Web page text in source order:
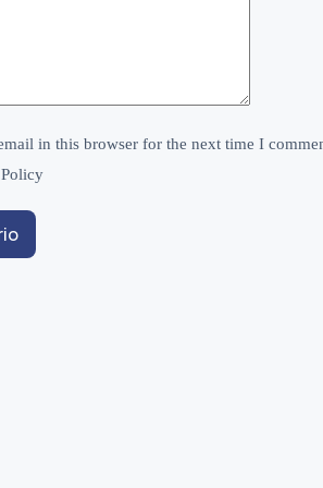
in this browser for the next time I